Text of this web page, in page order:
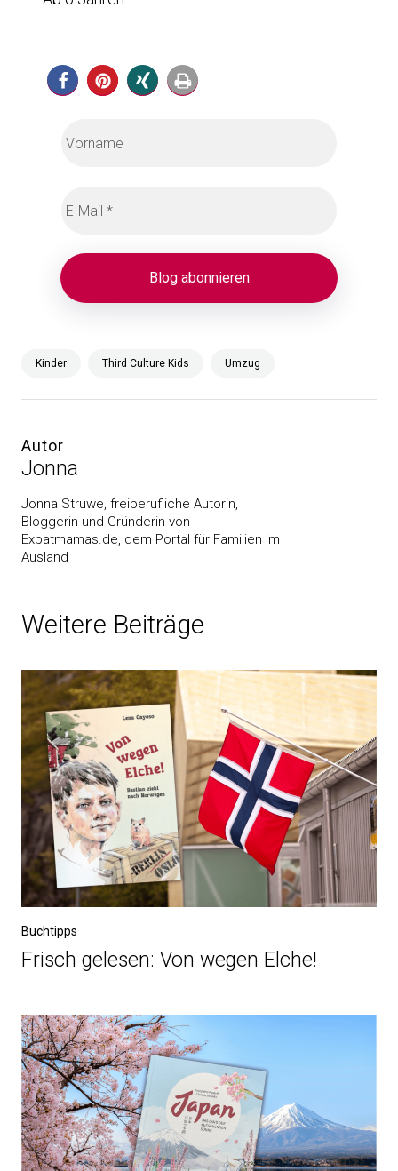
Kinder Third Culture Kids Umzug
Autor
Jonna
Jonna Struwe, freiberufliche Autorin,
Bloggerin und Gründerin von
Expatmamas.de, dem Portal für Familien im
Ausland
Weitere Beiträge
Buchtipps
Frisch gelesen: Von wegen Elche!